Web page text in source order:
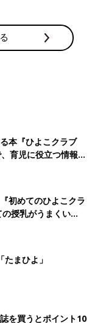
本『ひよこクラブ
育児に役立つ情報が
初めてのひよこクラ
授乳がうまくい
のトラブル 解決テ
まひよ」
を買うとポイント10